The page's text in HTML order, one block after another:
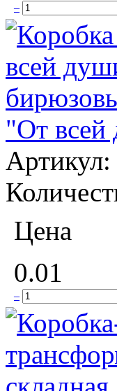
–
"От
Артикул:
Цена
0.01
–